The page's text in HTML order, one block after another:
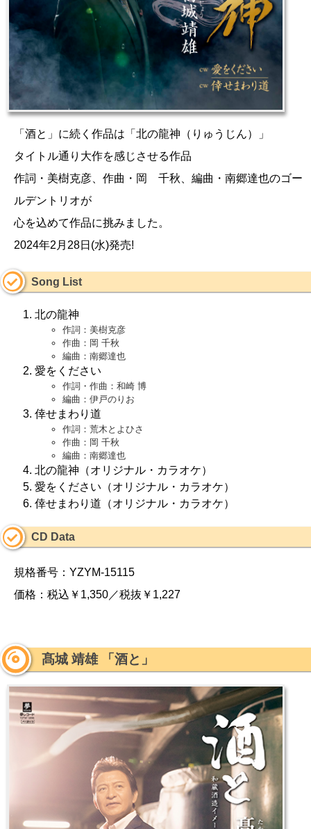
「酒と」に続く作品は「北の龍神（りゅうじん）」
タイトル通り大作を感じさせる作品
作詞・美樹克彦、作曲・岡 千秋、編曲・南郷達也のゴー
ルデントリオが
心を込めて作品に挑みました。
2024年2月28日(水)発売!
Song List
北の龍神
作詞：美樹克彦
作曲：岡 千秋
編曲：南郷達也
愛をください
作詞・作曲：和崎 博
編曲：伊戸のりお
倖せまわり道
作詞：荒木とよひさ
作曲：岡 千秋
編曲：南郷達也
北の龍神（オリジナル・カラオケ）
愛をください（オリジナル・カラオケ）
倖せまわり道（オリジナル・カラオケ）
CD Data
規格番号：YZYM-15115
価格：税込￥1,350／税抜￥1,227
髙城 靖雄 「酒と」